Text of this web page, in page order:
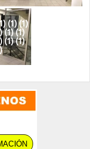
(1) (1)
(1) (1)
(1) (1)